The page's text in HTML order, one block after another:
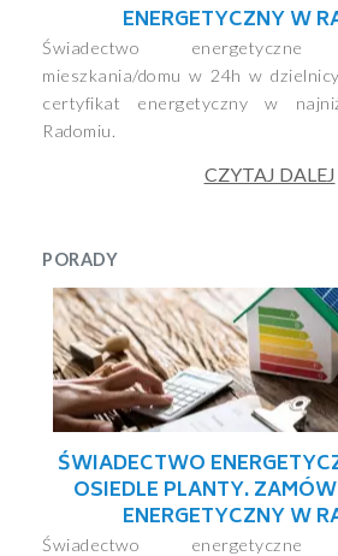
ENERGETYCZNY W
Świadectwo
mieszkania/domu w 24h w
certyfikat energetyczny w
Radomiu.
CZYTAJ DALEJ
PORADY
ŚWIADECTWO
OSIEDLE PLANTY.
ENERGETYCZNY W
Świadectwo